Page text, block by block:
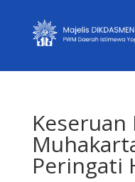
Keseruan
Peringati